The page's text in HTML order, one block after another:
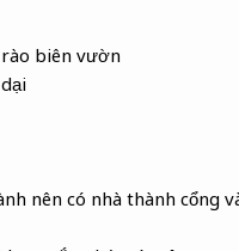
biên vườn
nên có nhà thành cổng